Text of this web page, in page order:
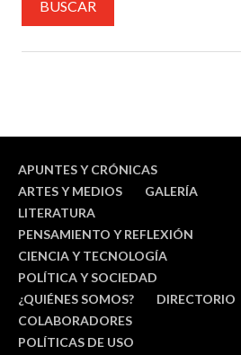
APUNTES Y CRÓNICAS
ARTES Y MEDIOS
GALERÍA
LITERATURA
PENSAMIENTO Y REFLEXIÓN
CIENCIA Y TECNOLOGÍA
POLÍTICA Y SOCIEDAD
¿QUIÉNES SOMOS?
DIRECTORIO
COLABORADORES
POLÍTICAS DE USO